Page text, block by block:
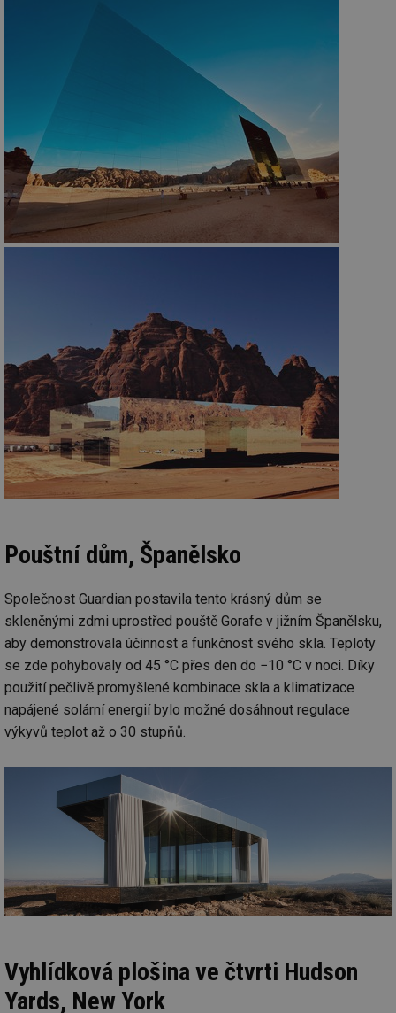
Pouštní dům, Španělsko
Společnost Guardian postavila tento krásný dům se
skleněnými zdmi uprostřed pouště Gorafe v jižním Španělsku,
aby demonstrovala účinnost a funkčnost svého skla. Teploty
se zde pohybovaly od 45 °C přes den do −10 °C v noci. Díky
použití pečlivě promyšlené kombinace skla a klimatizace
napájené solární energií bylo možné dosáhnout regulace
výkyvů teplot až o 30 stupňů.
Vyhlídková plošina ve čtvrti Hudson
Yards, New York